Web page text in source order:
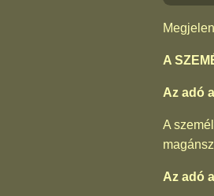
A
Az adó
A
Az adó